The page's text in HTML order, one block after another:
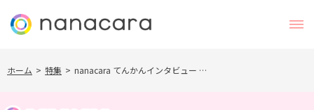
ホーム > 特集 > nanacara てんかんインタビュー …